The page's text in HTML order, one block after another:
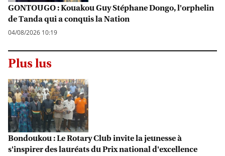
GONTOUGO : Kouakou Guy Stéphane Dongo, l'orphelin
de Tanda qui a conquis la Nation
04/08/2026 10:19
Plus lus
Bondoukou : Le Rotary Club invite la jeunesse à
s'inspirer des lauréats du Prix national d'excellence